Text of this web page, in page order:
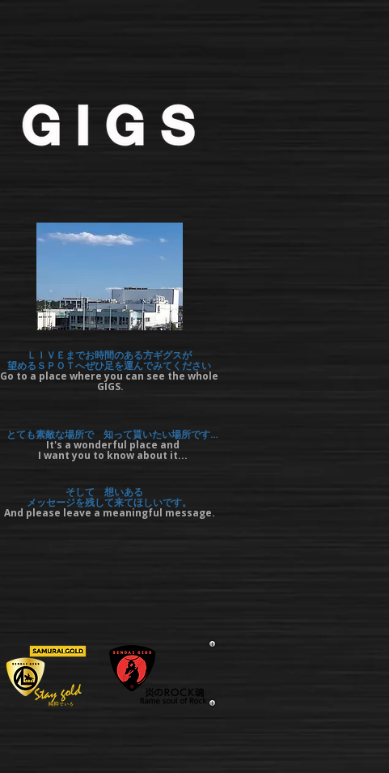
ＬＩＶＥまでお時間のある方ギグスが
望めるＳＰＯＴへぜひ足を運んでみてください
Go to a place where you can see the whole
GIGS.
とても素敵な場所で 知って貰いたい場所です…
It's a wonderful place and
I want you to know about it...
そして 想いある
メッセージを残して来てほしいです。
And please leave a meaningful message.